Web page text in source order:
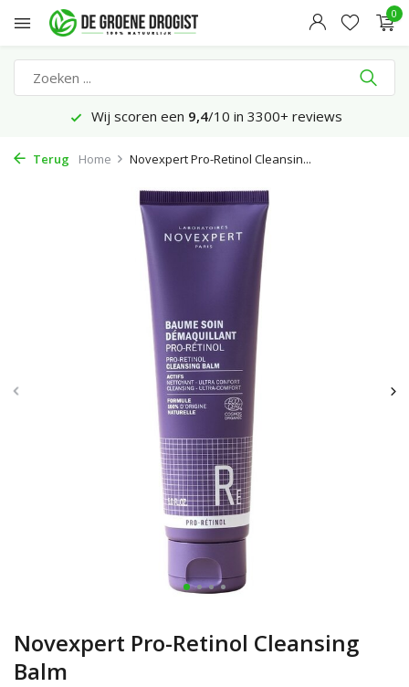
0
Wij scoren een 9,4/10 in 3300+ reviews
Terug Home Novexpert Pro-Retinol Cleansin...
Novexpert Pro-Retinol Cleansing
Balm